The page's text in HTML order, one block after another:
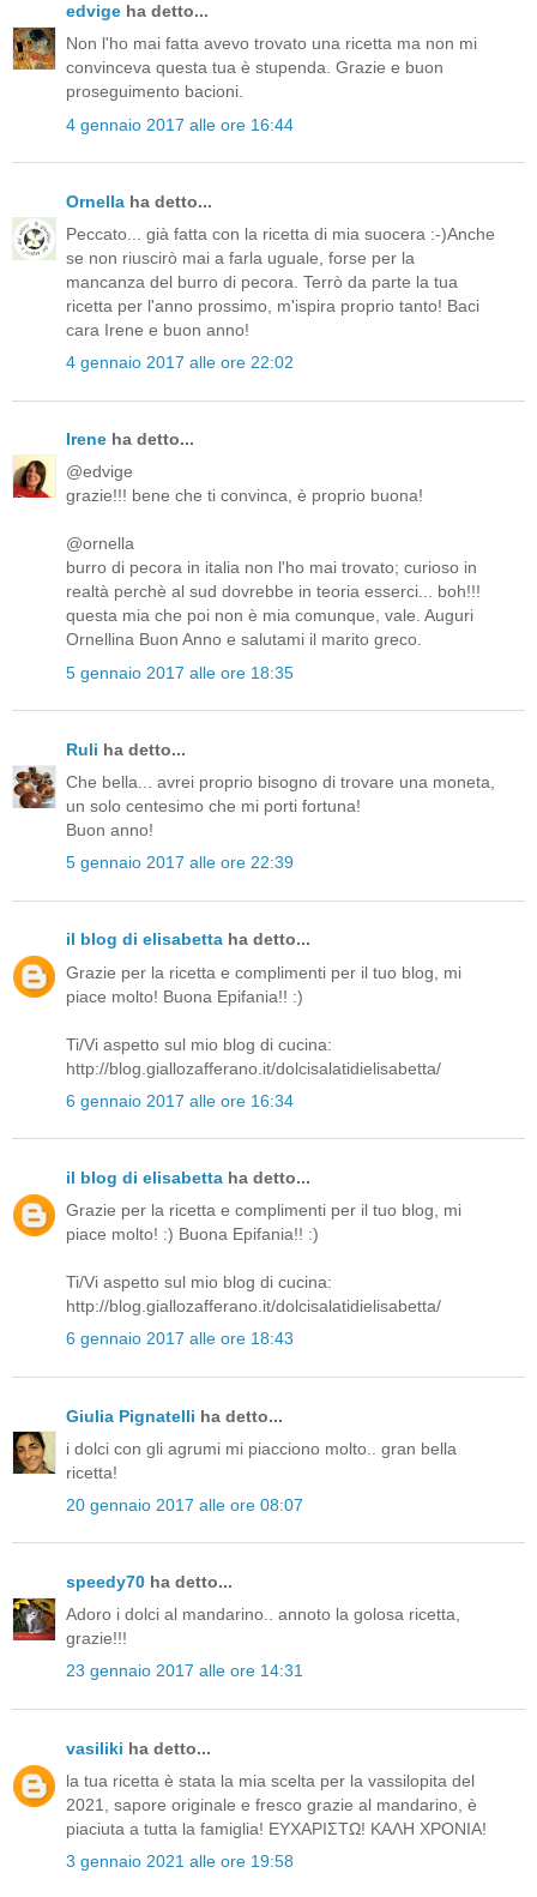
edvige ha detto...
Non l'ho mai fatta avevo trovato una ricetta ma non mi
convinceva questa tua è stupenda. Grazie e buon
proseguimento bacioni.
4 gennaio 2017 alle ore 16:44
Ornella ha detto...
Peccato... già fatta con la ricetta di mia suocera :-)Anche
se non riuscirò mai a farla uguale, forse per la
mancanza del burro di pecora. Terrò da parte la tua
ricetta per l'anno prossimo, m'ispira proprio tanto! Baci
cara Irene e buon anno!
4 gennaio 2017 alle ore 22:02
Irene ha detto...
@edvige
grazie!!! bene che ti convinca, è proprio buona!
@ornella
burro di pecora in italia non l'ho mai trovato; curioso in
realtà perchè al sud dovrebbe in teoria esserci... boh!!!
questa mia che poi non è mia comunque, vale. Auguri
Ornellina Buon Anno e salutami il marito greco.
5 gennaio 2017 alle ore 18:35
Ruli ha detto...
Che bella... avrei proprio bisogno di trovare una moneta,
un solo centesimo che mi porti fortuna!
Buon anno!
5 gennaio 2017 alle ore 22:39
il blog di elisabetta ha detto...
Grazie per la ricetta e complimenti per il tuo blog, mi
piace molto! Buona Epifania!! :)
Ti/Vi aspetto sul mio blog di cucina:
http://blog.giallozafferano.it/dolcisalatidielisabetta/
6 gennaio 2017 alle ore 16:34
il blog di elisabetta ha detto...
Grazie per la ricetta e complimenti per il tuo blog, mi
piace molto! :) Buona Epifania!! :)
Ti/Vi aspetto sul mio blog di cucina:
http://blog.giallozafferano.it/dolcisalatidielisabetta/
6 gennaio 2017 alle ore 18:43
Giulia Pignatelli ha detto...
i dolci con gli agrumi mi piacciono molto.. gran bella
ricetta!
20 gennaio 2017 alle ore 08:07
speedy70 ha detto...
Adoro i dolci al mandarino.. annoto la golosa ricetta,
grazie!!!
23 gennaio 2017 alle ore 14:31
vasiliki ha detto...
la tua ricetta è stata la mia scelta per la vassilopita del
2021, sapore originale e fresco grazie al mandarino, è
piaciuta a tutta la famiglia! ΕΥΧΑΡΙΣΤΩ! ΚΑΛΗ ΧΡΟΝΙΑ!
3 gennaio 2021 alle ore 19:58